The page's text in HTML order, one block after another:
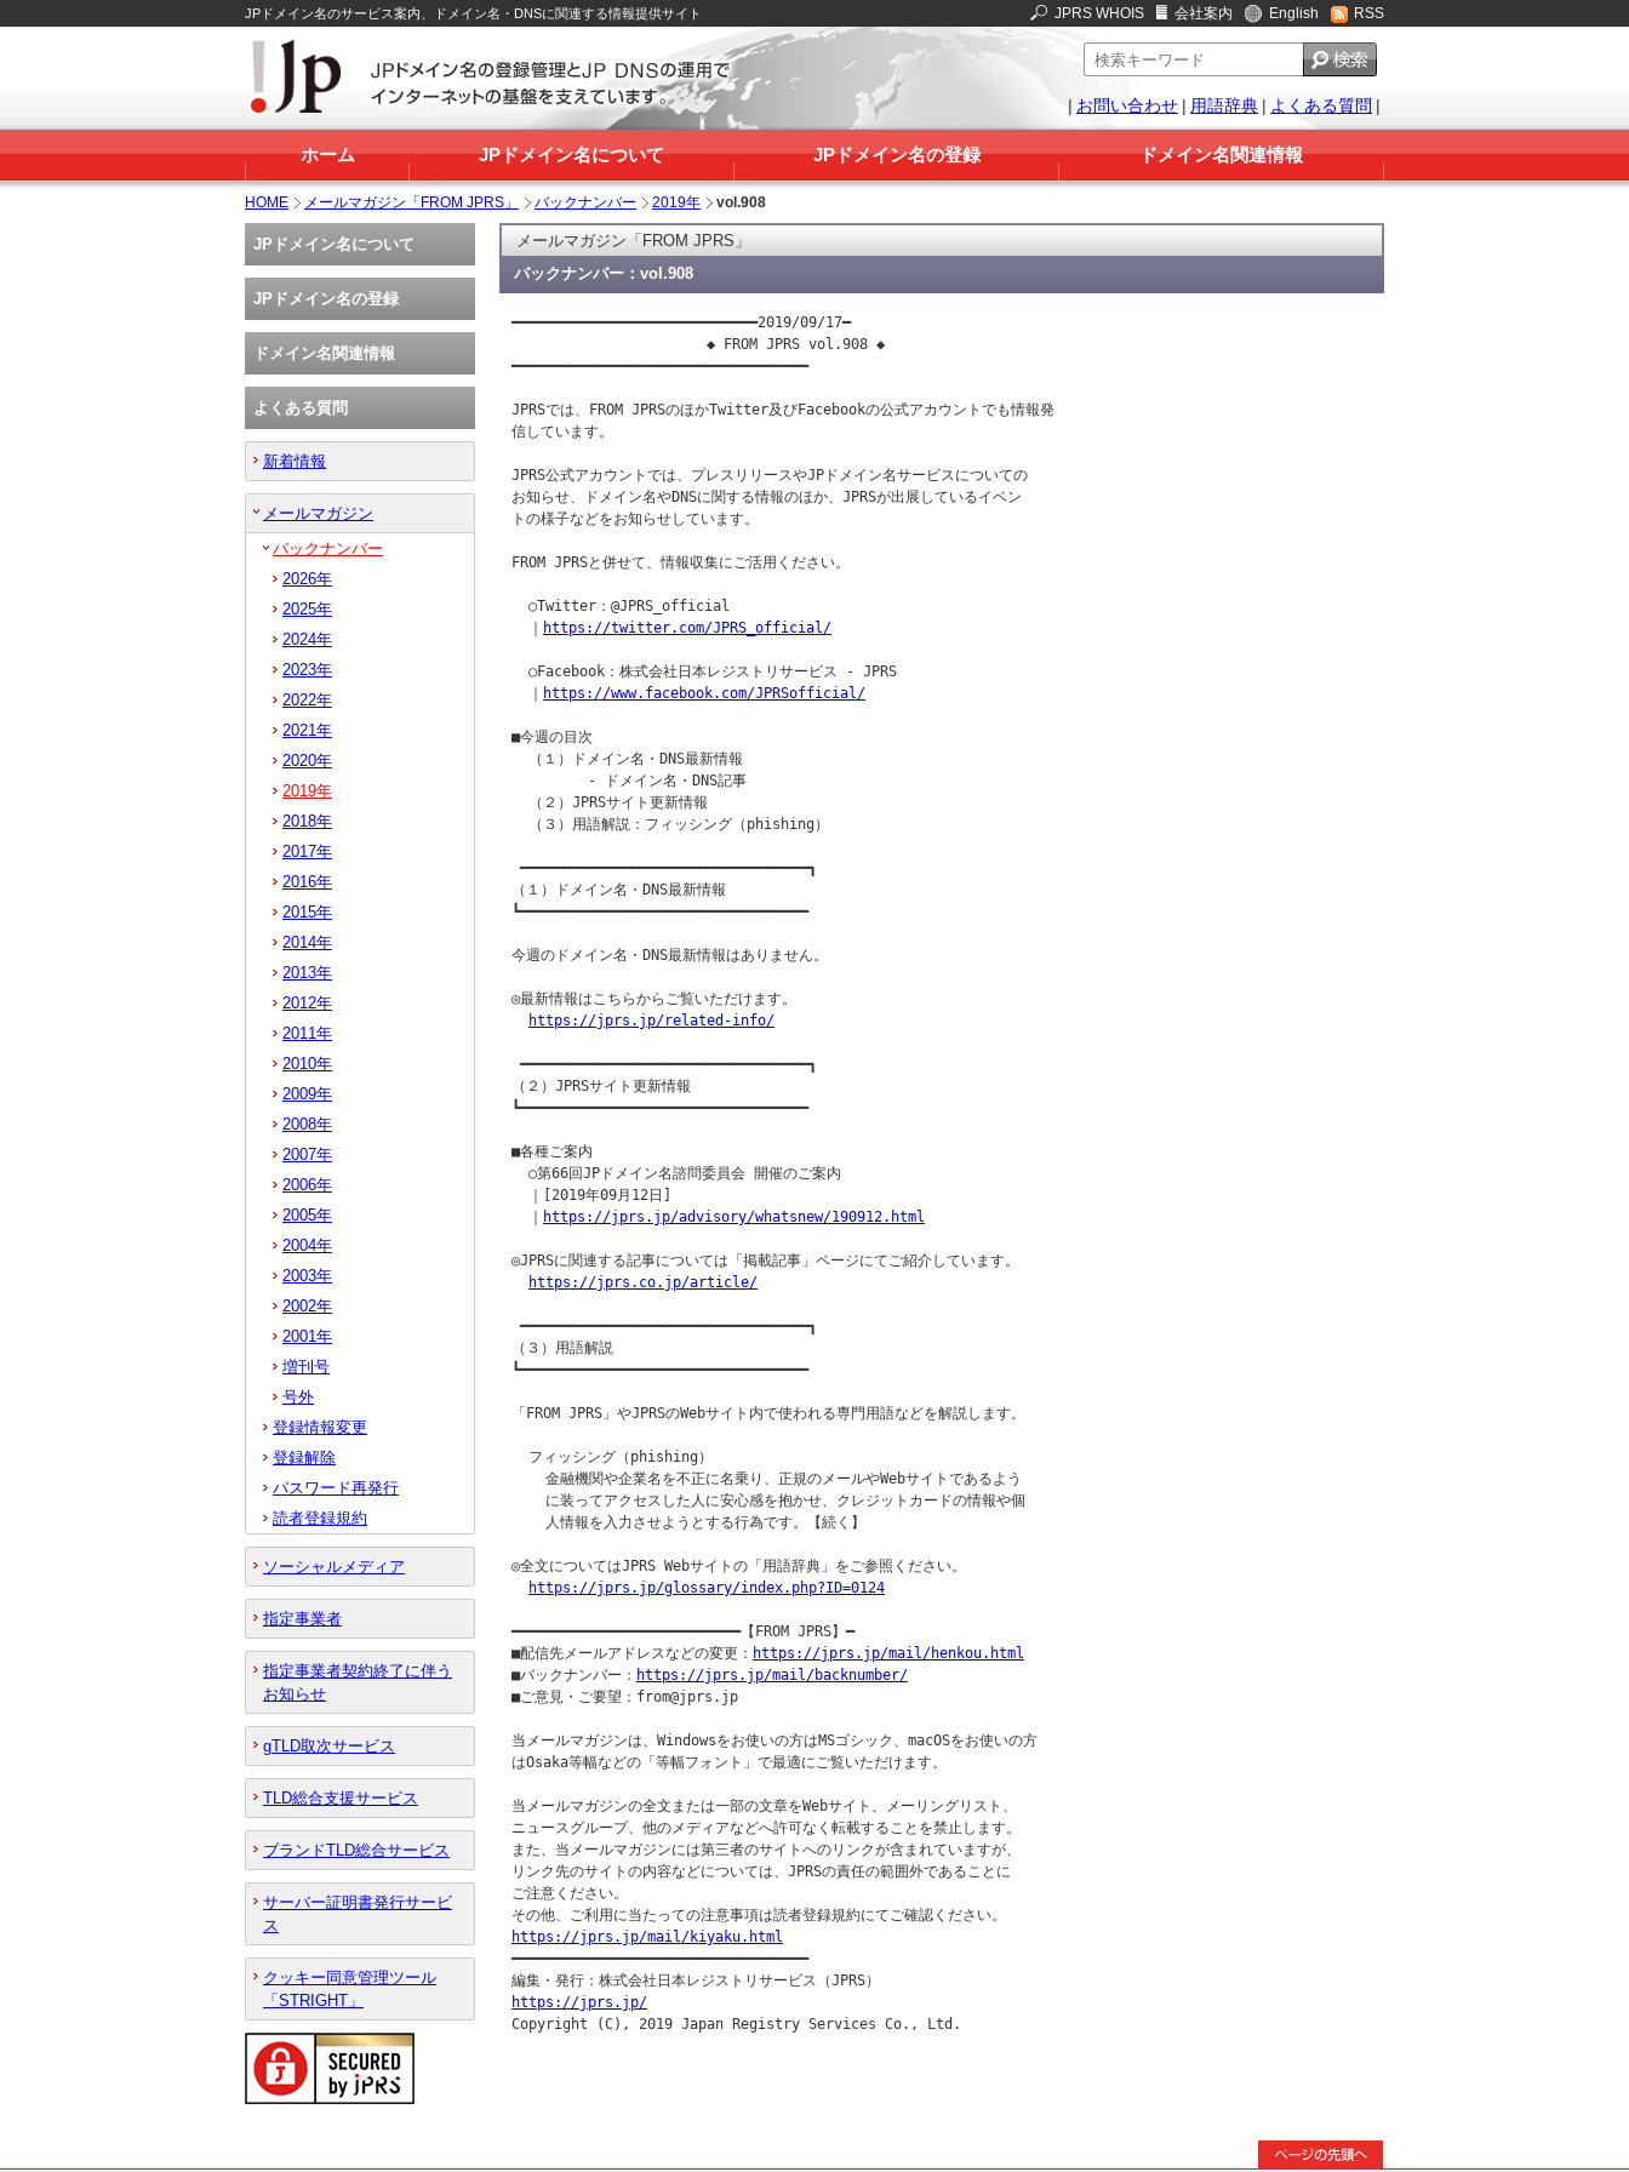
JPドメイン名のサービス案内、ドメイン名・DNSに関連する情報提供サイト JPRS WHOIS 会社案内 English RSS
| お問い合わせ | 用語辞典 | よくある質問 |
ホーム JPドメイン名について JPドメイン名の登録 ドメイン名関連情報
HOME メールマガジン「FROM JPRS」 バックナンバー 2019年 vol.908
メールマガジン「FROM JPRS」
バックナンバー：vol.908
━━━━━━━━━━━━━━━━━━━━━━━━━━━━━2019/09/17━
                       ◆ FROM JPRS vol.908 ◆
━━━━━━━━━━━━━━━━━━━━━━━━━━━━━━━━━━━
JPRSでは、FROM JPRSのほかTwitter及びFacebookの公式アカウントでも情報発
信しています。
JPRS公式アカウントでは、プレスリリースやJPドメイン名サービスについての
お知らせ、ドメイン名やDNSに関する情報のほか、JPRSが出展しているイベン
トの様子などをお知らせしています。
FROM JPRSと併せて、情報収集にご活用ください。
  ○Twitter：@JPRS_official
https://twitter.com/JPRS_official/
  ○Facebook：株式会社日本レジストリサービス - JPRS
https://www.facebook.com/JPRSofficial/
■今週の目次
  （１）ドメイン名・DNS最新情報
         - ドメイン名・DNS記事
  （２）JPRSサイト更新情報
  （３）用語解説：フィッシング（phishing）
━━━━━━━━━━━━━━━━━━━━━━━━━━━━━━━━━━┓
（１）ドメイン名・DNS最新情報
┗━━━━━━━━━━━━━━━━━━━━━━━━━━━━━━━━━━
今週のドメイン名・DNS最新情報はありません。
◎最新情報はこちらからご覧いただけます。
https://jprs.jp/related-info/
━━━━━━━━━━━━━━━━━━━━━━━━━━━━━━━━━━┓
（２）JPRSサイト更新情報
┗━━━━━━━━━━━━━━━━━━━━━━━━━━━━━━━━━━
■各種ご案内
  ○第66回JPドメイン名諮問委員会 開催のご案内
  ｜[2019年09月12日]
https://jprs.jp/advisory/whatsnew/190912.html
◎JPRSに関連する記事については「掲載記事」ページにてご紹介しています。
https://jprs.co.jp/article/
━━━━━━━━━━━━━━━━━━━━━━━━━━━━━━━━━━┓
（３）用語解説
┗━━━━━━━━━━━━━━━━━━━━━━━━━━━━━━━━━━
「FROM JPRS」やJPRSのWebサイト内で使われる専門用語などを解説します。
  フィッシング（phishing）
    金融機関や企業名を不正に名乗り、正規のメールやWebサイトであるよう
    に装ってアクセスした人に安心感を抱かせ、クレジットカードの情報や個
    人情報を入力させようとする行為です。【続く】
◎全文についてはJPRS Webサイトの「用語辞典」をご参照ください。
https://jprs.jp/glossary/index.php?ID=0124
━━━━━━━━━━━━━━━━━━━━━━━━━━━【FROM JPRS】━
■配信先メールアドレスなどの変更： https://jprs.jp/mail/henkou.html
■バックナンバー： https://jprs.jp/mail/backnumber/
■ご意見・ご要望：from@jprs.jp
当メールマガジンは、Windowsをお使いの方はMSゴシック、macOSをお使いの方
はOsaka等幅などの「等幅フォント」で最適にご覧いただけます。
当メールマガジンの全文または一部の文章をWebサイト、メーリングリスト、
ニュースグループ、他のメディアなどへ許可なく転載することを禁止します。
また、当メールマガジンには第三者のサイトへのリンクが含まれていますが、
リンク先のサイトの内容などについては、JPRSの責任の範囲外であることに
ご注意ください。
https://jprs.jp/mail/kiyaku.html
━━━━━━━━━━━━━━━━━━━━━━━━━━━━━━━━━━━
https://jprs.jp/
JPドメイン名について
JPドメイン名の登録
ドメイン名関連情報
よくある質問
新着情報
メールマガジン
バックナンバー
2026年
2025年
2024年
2023年
2022年
2021年
2020年
2019年
2018年
2017年
2016年
2015年
2014年
2013年
2012年
2011年
2010年
2009年
2008年
2007年
2006年
2005年
2004年
2003年
2002年
2001年
増刊号
号外
登録情報変更
登録解除
パスワード再発行
読者登録規約
ソーシャルメディア
指定事業者
指定事業者契約終了に伴う
お知らせ
gTLD取次サービス
TLD総合支援サービス
ブランドTLD総合サービス
サーバー証明書発行サービ
ス
クッキー同意管理ツール
「STRIGHT」